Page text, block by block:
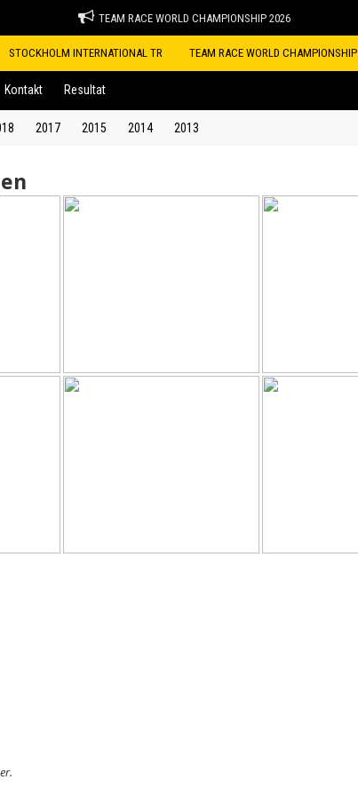
TEAM RACE WORLD CHAMPIONSHIP 2026
STOCKHOLM INTERNATIONAL TR TEAM RACE WORLD CHAMPIONSHIP
Kontakt Resultat
2017 2015 2014 2013